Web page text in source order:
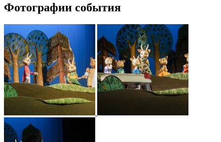
Фотографии события